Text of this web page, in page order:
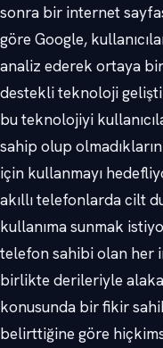
sonra bir internet
göre Google,
analiz ederek ortaya
destekli teknoloji
bu teknolojiyi
sahip olup
için kullanmayı
akıllı telefonlarda cilt
kullanıma sunmak
telefon sahibi olan her
birlikte derileriyle
konusunda bir fikir
belirttiğine göre